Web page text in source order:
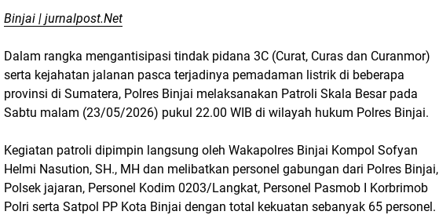
Binjai | jurnalpost.Net
Dalam rangka mengantisipasi tindak pidana 3C (Curat, Curas dan Curanmor)
serta kejahatan jalanan pasca terjadinya pemadaman listrik di beberapa
provinsi di Sumatera, Polres Binjai melaksanakan Patroli Skala Besar pada
Sabtu malam (23/05/2026) pukul 22.00 WIB di wilayah hukum Polres Binjai.
Kegiatan patroli dipimpin langsung oleh Wakapolres Binjai Kompol Sofyan
Helmi Nasution, SH., MH dan melibatkan personel gabungan dari Polres Binjai,
Polsek jajaran, Personel Kodim 0203/Langkat, Personel Pasmob I Korbrimob
Polri serta Satpol PP Kota Binjai dengan total kekuatan sebanyak 65 personel.